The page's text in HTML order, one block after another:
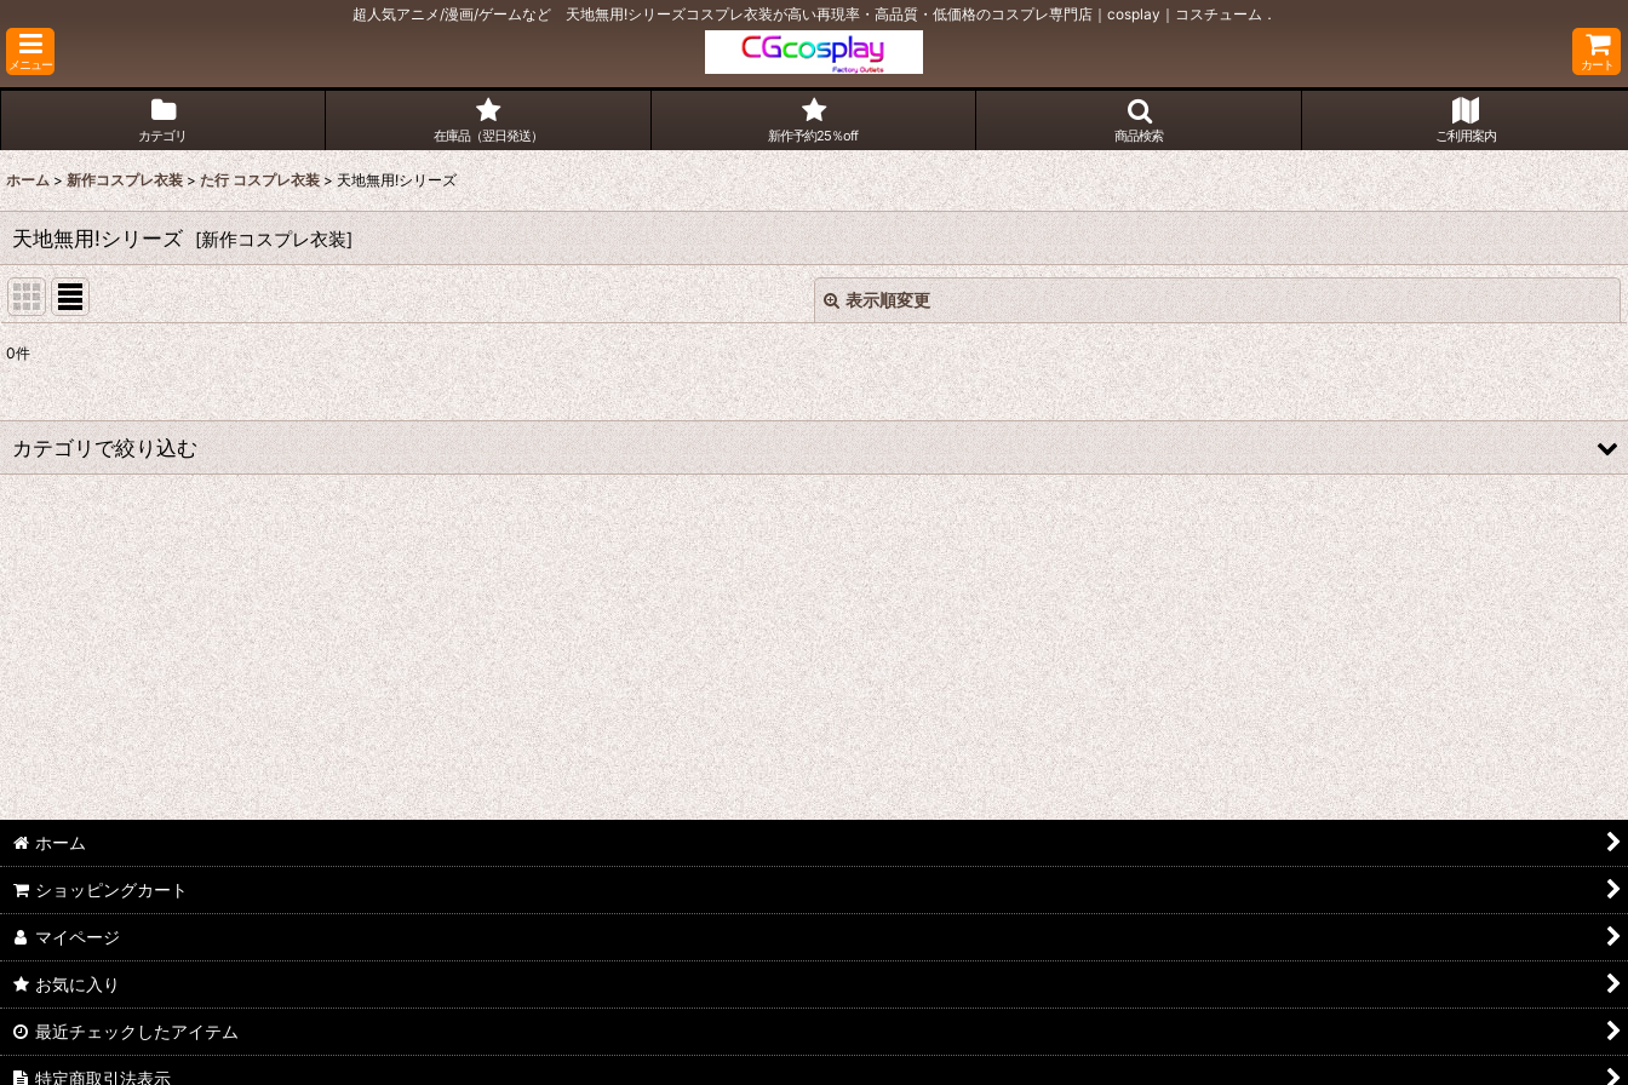
超人気アニメ/漫画/ゲームなど 天地無用!シリーズコスプレ衣装が高い再現率・高品質・低価格のコスプレ専門店｜cosplay｜コスチューム．
メニュー カート
カテゴリ 在庫品（翌日発送） 新作予約25％off 商品検索 ご利用案内
ホーム > 新作コスプレ衣装 > た行 コスプレ衣装 > 天地無用!シリーズ
天地無用!シリーズ [新作コスプレ衣装]
表示順変更
表示数:
並び順:
絞り込む
閉じる
0件
カテゴリで絞り込む
た行 コスプレ衣装 (全商品)
刀剣乱舞
デュラララ!!
ツキウタ。
東方Projectシリーズ
東京喰種トーキョーグール
テラフォーマーズ
トリニティセブン
DRAMAtical Murder
テイルズオブゼスティリア
ホーム
ショッピングカート
マイページ
お気に入り
最近チェックしたアイテム
特定商取引法表示